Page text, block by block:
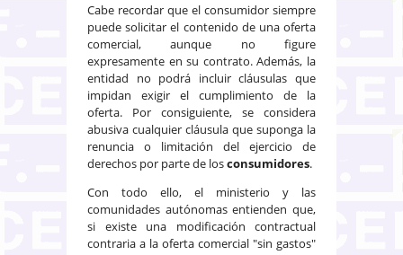
Cabe recordar que el consumidor siempre
puede solicitar el contenido de una oferta
comercial, aunque no figure
expresamente en su contrato. Además, la
entidad no podrá incluir cláusulas que
impidan exigir el cumplimiento de la
oferta. Por consiguiente, se considera
abusiva cualquier cláusula que suponga la
renuncia o limitación del ejercicio de
derechos por parte de losconsumidores.
Con todo ello, el ministerio y las
comunidades autónomas entienden que,
si existe una modificación contractual
contraria a la oferta comercial "sin gastos"